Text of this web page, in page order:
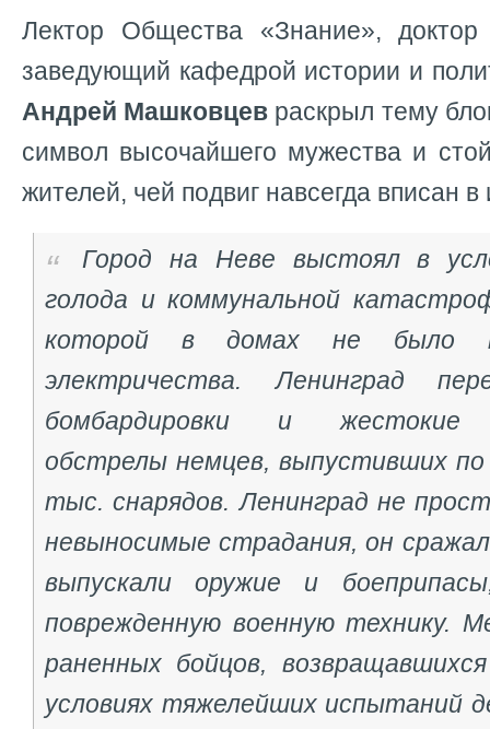
Лектор Общества «Знание», доктор
заведующий кафедрой истории и
Андрей Машковцев раскрыл тему
символ высочайшего мужества и
жителей, чей подвиг навсегда вписан
Город на Неве выстоял в
голода и коммунальной
которой в домах не было
электричества. Ленинград
бомбардировки и жестокие
обстрелы немцев, выпустивших по
тыс. снарядов. Ленинград не
невыносимые страдания, он
выпускали оружие и
поврежденную военную технику.
раненных бойцов,
условиях тяжелейших испытаний